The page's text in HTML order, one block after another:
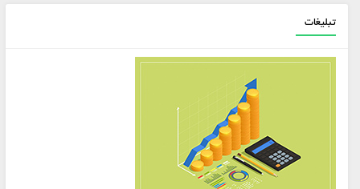
تبلیغات